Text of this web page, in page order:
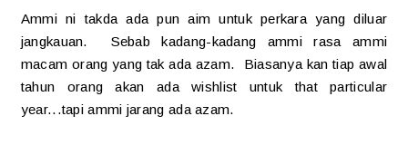
Ammi ni takda ada pun aim untuk perkara yang diluar
jangkauan. Sebab kadang-kadang ammi rasa ammi
macam orang yang tak ada azam. Biasanya kan tiap awal
tahun orang akan ada wishlist untuk that particular
year...tapi ammi jarang ada azam.